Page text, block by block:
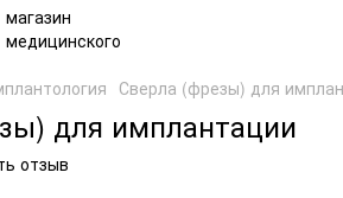
Сверла (фрезы) для
для имплантации
отзыв